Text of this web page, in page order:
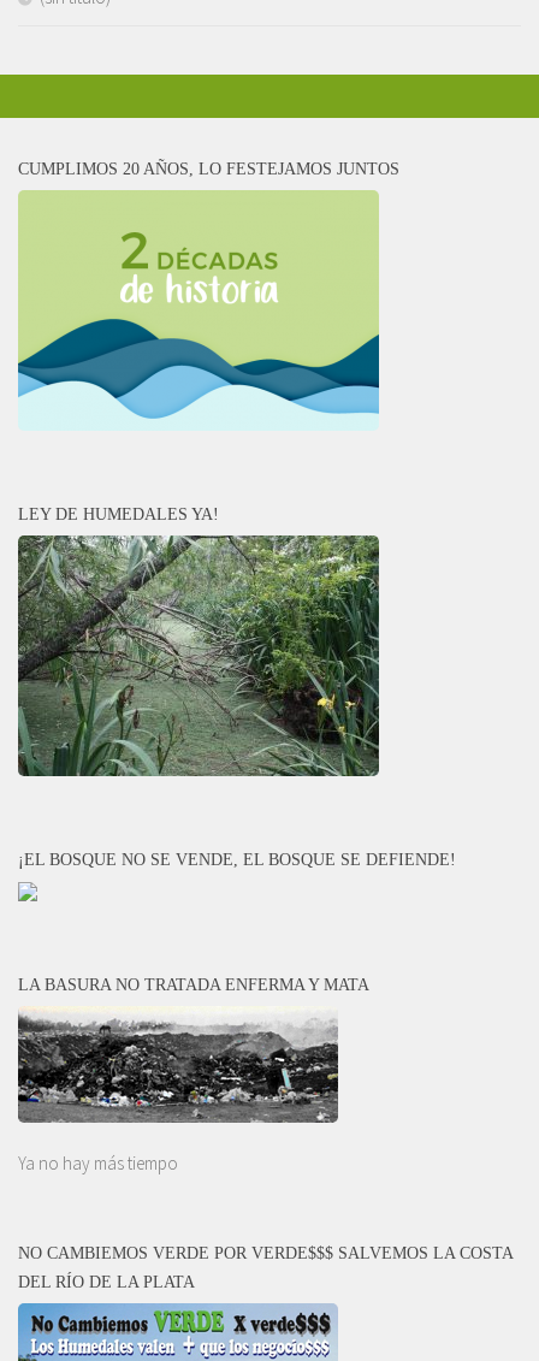
CUMPLIMOS 20 AÑOS, LO FESTEJAMOS JUNTOS
LEY DE HUMEDALES YA!
¡EL BOSQUE NO SE VENDE, EL BOSQUE SE DEFIENDE!
LA BASURA NO TRATADA ENFERMA Y MATA
Ya no hay más tiempo
NO CAMBIEMOS VERDE POR VERDE$$$ SALVEMOS LA COSTA
DEL RÍO DE LA PLATA